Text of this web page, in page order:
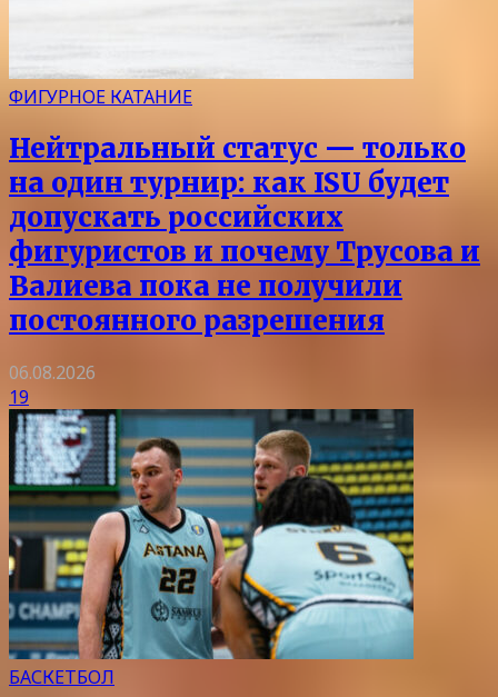
ФИГУРНОЕ КАТАНИЕ
Нейтральный статус — только
на один турнир: как ISU будет
допускать российских
фигуристов и почему Трусова и
Валиева пока не получили
постоянного разрешения
06.08.2026
19
БАСКЕТБОЛ